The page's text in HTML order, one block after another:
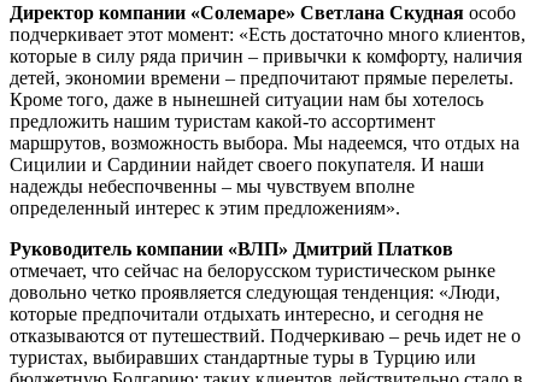
Директор компании «Солемаре» Светлана Скудная особо
подчеркивает этот момент: «Есть достаточно много клиентов,
которые в силу ряда причин – привычки к комфорту, наличия
детей, экономии времени – предпочитают прямые перелеты.
Кроме того, даже в нынешней ситуации нам бы хотелось
предложить нашим туристам какой-то ассортимент
маршрутов, возможность выбора. Мы надеемся, что отдых на
Сицилии и Сардинии найдет своего покупателя. И наши
надежды небеспочвенны – мы чувствуем вполне
определенный интерес к этим предложениям».
Руководитель компании «ВЛП» Дмитрий Платков
отмечает, что сейчас на белорусском туристическом рынке
довольно четко проявляется следующая тенденция: «Люди,
которые предпочитали отдыхать интересно, и сегодня не
отказываются от путешествий. Подчеркиваю – речь идет не о
туристах, выбиравших стандартные туры в Турцию или